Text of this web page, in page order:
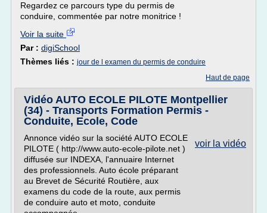
Regardez ce parcours type du permis de
conduire, commentée par notre monitrice !
Voir la suite
Par : digiSchool
Thèmes liés : jour de l examen du permis de conduire
Haut de page
Vidéo AUTO ECOLE PILOTE Montpellier
(34) - Transports Formation Permis -
Conduite, Ecole, Code
voir la vidéo
Annonce vidéo sur la société AUTO ECOLE
PILOTE ( http://www.auto-ecole-pilote.net )
diffusée sur INDEXA, l'annuaire Internet
des professionnels. Auto école préparant
au Brevet de Sécurité Routière, aux
examens du code de la route, aux permis
de conduire auto et moto, conduite